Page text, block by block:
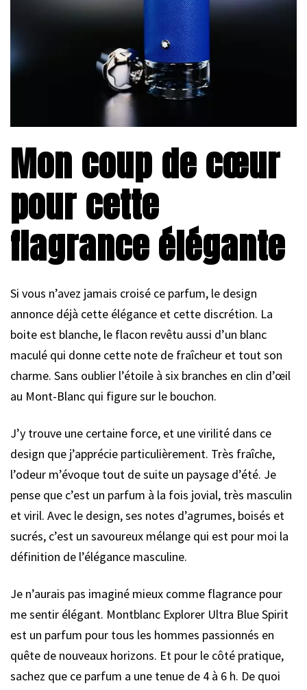
Mon coup de cœur
pour cette
flagrance élégante
Si vous n’avez jamais croisé ce parfum, le design
annonce déjà cette élégance et cette discrétion. La
boite est blanche, le flacon revêtu aussi d’un blanc
maculé qui donne cette note de fraîcheur et tout son
charme. Sans oublier l’étoile à six branches en clin d’œil
au Mont-Blanc qui figure sur le bouchon.
J’y trouve une certaine force, et une virilité dans ce
design que j’apprécie particulièrement. Très fraîche,
l’odeur m’évoque tout de suite un paysage d’été. Je
pense que c’est un parfum à la fois jovial, très masculin
et viril. Avec le design, ses notes d’agrumes, boisés et
sucrés, c’est un savoureux mélange qui est pour moi la
définition de l’élégance masculine.
Je n’aurais pas imaginé mieux comme flagrance pour
me sentir élégant. Montblanc Explorer Ultra Blue Spirit
est un parfum pour tous les hommes passionnés en
quête de nouveaux horizons. Et pour le côté pratique,
sachez que ce parfum a une tenue de 4 à 6 h. De quoi